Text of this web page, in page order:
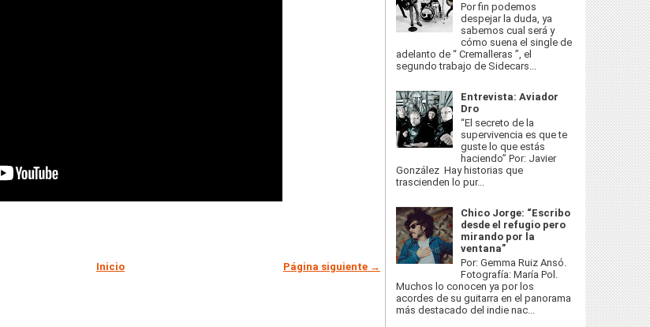
Página siguiente →
Inicio
Por fin podemos
despejar la duda, ya
sabemos cual será y
cómo suena el single de
adelanto de “ Cremalleras ”, el
segundo trabajo de Sidecars...
Entrevista: Aviador
Dro
“El secreto de la
supervivencia es que te
guste lo que estás
haciendo” Por: Javier
González Hay historias que
trascienden lo pur...
Chico Jorge: “Escribo
desde el refugio pero
mirando por la
ventana”
Por: Gemma Ruiz Ansó.
Fotografía: María Pol.
Muchos lo conocen ya por los
acordes de su guitarra en el panorama
más destacado del indie nac...